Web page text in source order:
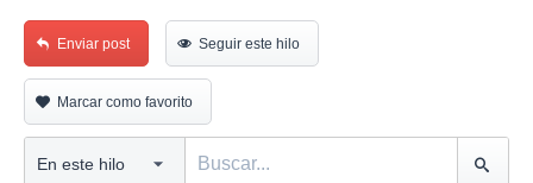
Enviar post Seguir este hilo
Marcar como favorito